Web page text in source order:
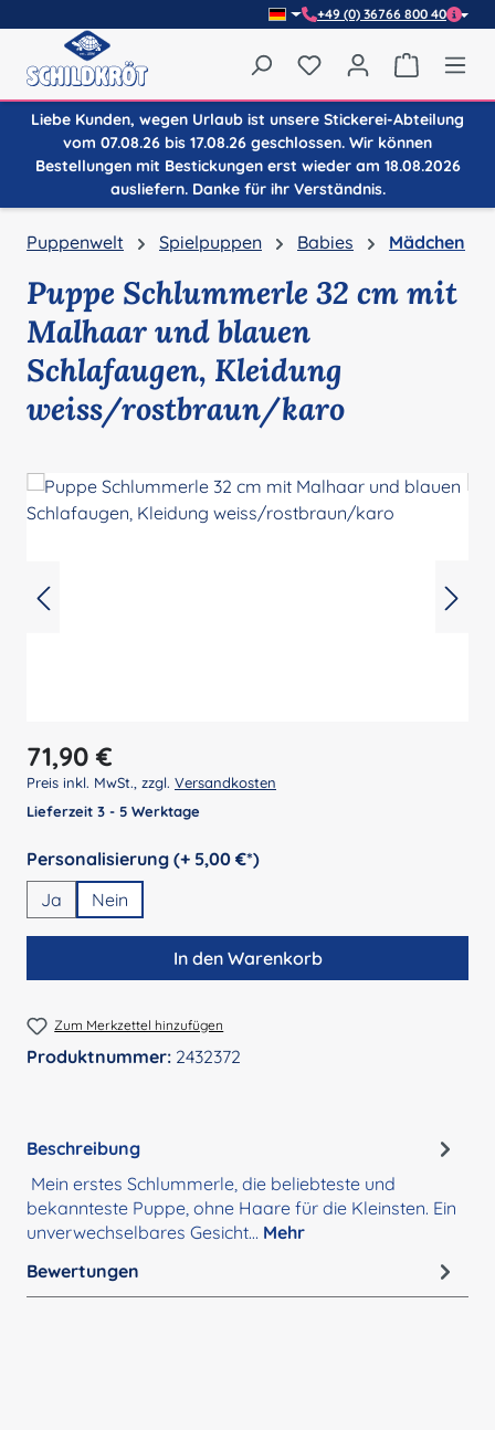
+49 (0) 36766 800 40
Du hast 0 Produkte
Liebe Kunden, wegen Urlaub ist unsere Stickerei-Abteilung
vom 07.08.26 bis 17.08.26 geschlossen. Wir können
Bestellungen mit Bestickungen erst wieder am 18.08.2026
ausliefern. Danke für ihr Verständnis.
Puppenwelt Spielpuppen Babies Mädchen
Puppe Schlummerle 32 cm mit
Malhaar und blauen
Schlafaugen, Kleidung
weiss/rostbraun/karo
Regulärer Preis:
71,90 €
Preis inkl. MwSt., zzgl. Versandkosten
Lieferzeit 3 - 5 Werktage
Personalisierung (+ 5,00 €*)auswählen
Ja
Nein
In den Warenkorb
Zum Merkzettel hinzufügen
Produktnummer: 2432372
Beschreibung
Mein erstes Schlummerle, die beliebteste und
bekannteste Puppe, ohne Haare für die Kleinsten. Ein
unverwechselbares Gesicht… Mehr
Bewertungen